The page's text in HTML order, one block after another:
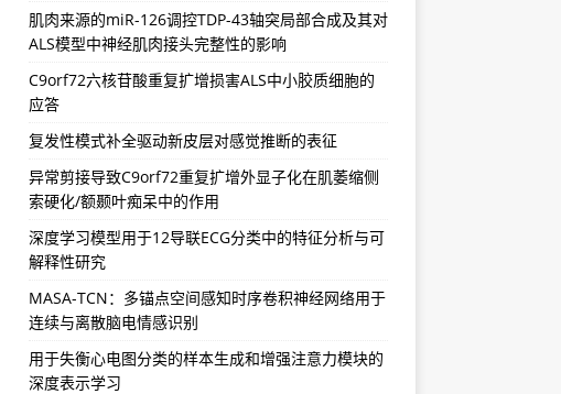
肌肉来源的miR-126调控TDP-43轴突局部合成及其对
ALS模型中神经肌肉接头完整性的影响
C9orf72六核苷酸重复扩增损害ALS中小胶质细胞的
应答
复发性模式补全驱动新皮层对感觉推断的表征
异常剪接导致C9orf72重复扩增外显子化在肌萎缩侧
索硬化/额颞叶痴呆中的作用
深度学习模型用于12导联ECG分类中的特征分析与可
解释性研究
MASA-TCN：多锚点空间感知时序卷积神经网络用于
连续与离散脑电情感识别
用于失衡心电图分类的样本生成和增强注意力模块的
深度表示学习